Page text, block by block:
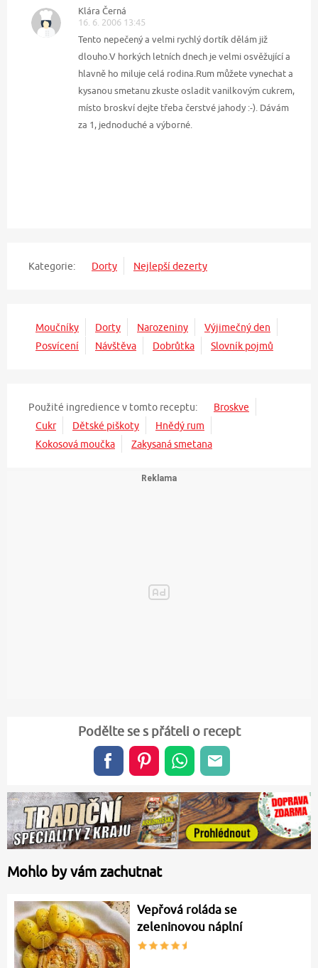
Klára Černá
16. 6. 2006 13:45
Tento nepečený a velmi rychlý dortík dělám již
dlouho.V horkých letních dnech je velmi osvěžující a
hlavně ho miluje celá rodina.Rum můžete vynechat a
kysanou smetanu zkuste osladit vanilkovým cukrem,
místo broskví dejte třeba čerstvé jahody :-). Dávám
za 1, jednoduché a výborné.
Kategorie: Dorty Nejlepší dezerty
Moučníky Dorty Narozeniny
Výjimečný den
Posvícení
Návštěva Dobrůtka Slovník pojmů
Použité ingredience v tomto receptu:
Broskve
Cukr
Dětské piškoty
Hnědý rum
Kokosová moučka
Zakysaná smetana
Podělte se s přáteli o recept
Mohlo by vám zachutnat
Vepřová roláda se
zeleninovou náplní